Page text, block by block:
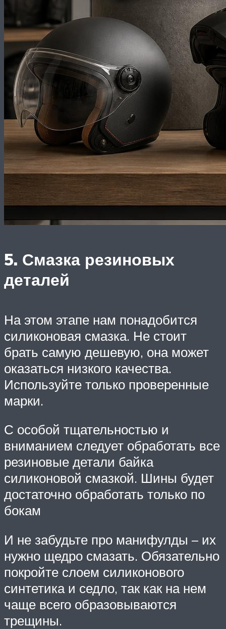
5. Смазка резиновых
деталей
На этом этапе нам понадобится
силиконовая смазка. Не стоит
брать самую дешевую, она может
оказаться низкого качества.
Используйте только проверенные
марки.
С особой тщательностью и
вниманием следует обработать все
резиновые детали байка
силиконовой смазкой. Шины будет
достаточно обработать только по
бокам
И не забудьте про манифулды – их
нужно щедро смазать. Обязательно
покройте слоем силиконового
синтетика и седло, так как на нем
чаще всего образовываются
трещины.